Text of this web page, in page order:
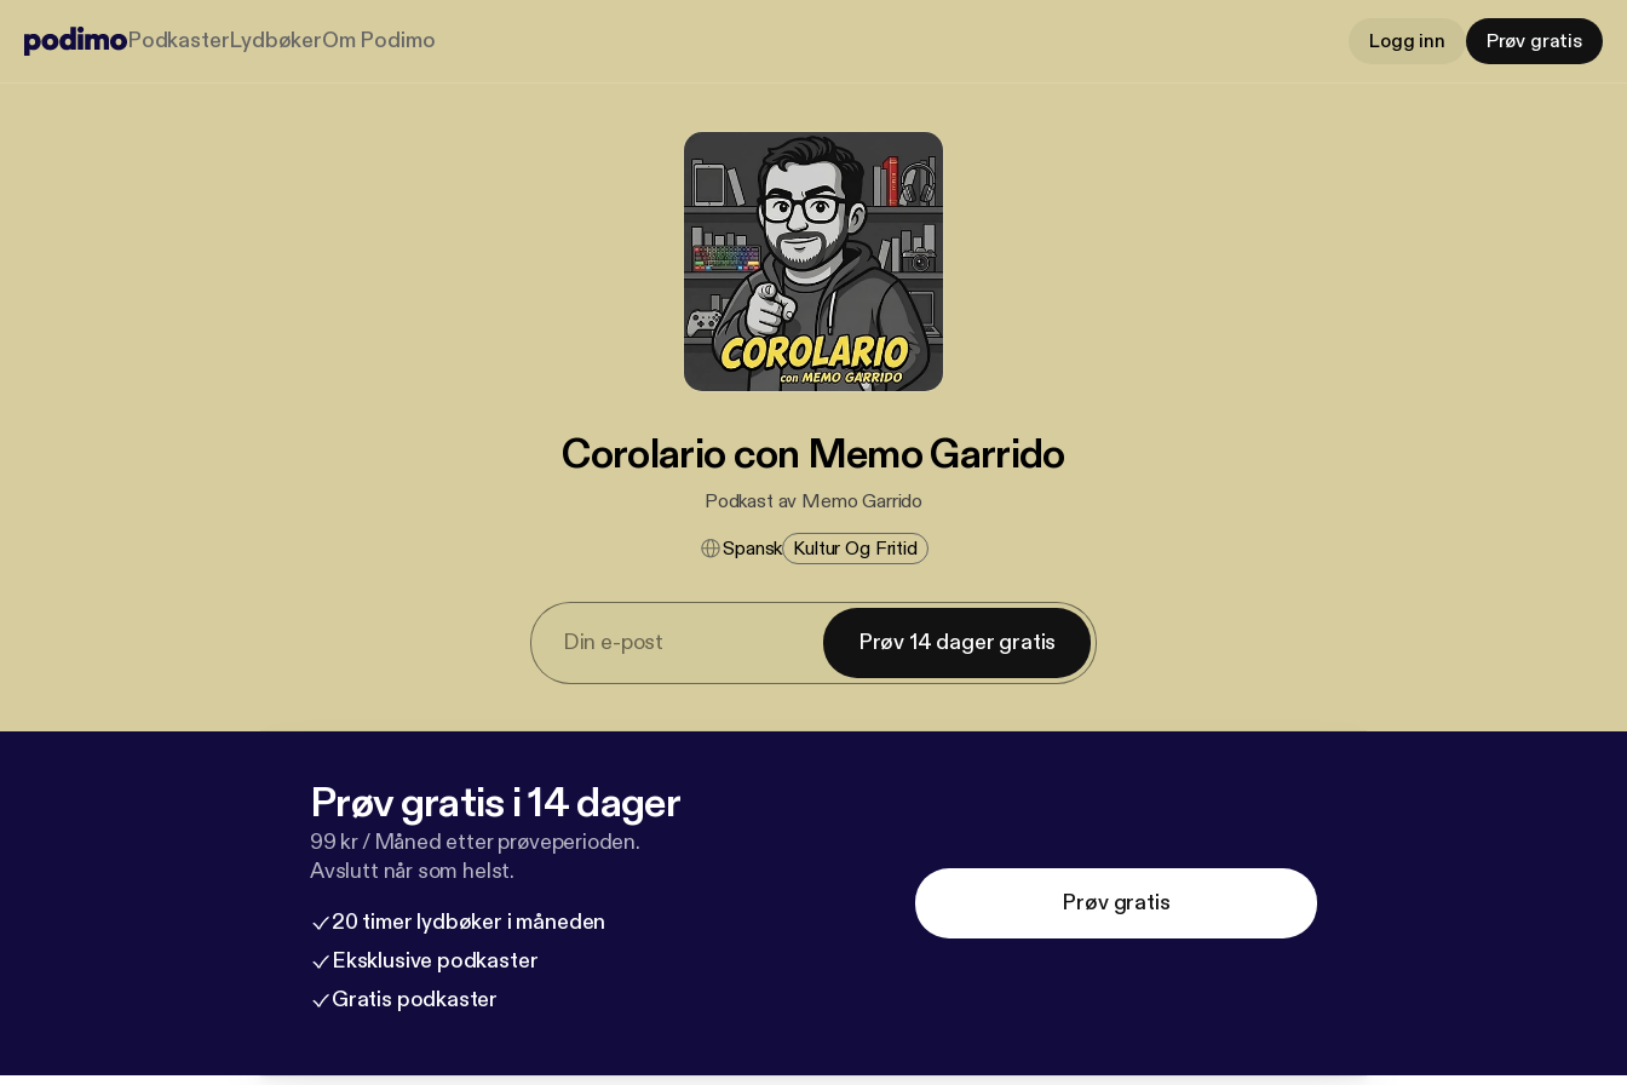
PodkasterLydbøkerOm Podimo Logg inn Prøv gratis
Corolario con Memo Garrido
Podkast av Memo Garrido
Spansk Kultur Og Fritid
Prøv 14 dager gratis
Prøv gratis i 14 dager
99 kr / Måned etter prøveperioden.
Avslutt når som helst.
20 timer lydbøker i måneden
Eksklusive podkaster
Gratis podkaster
Prøv gratis